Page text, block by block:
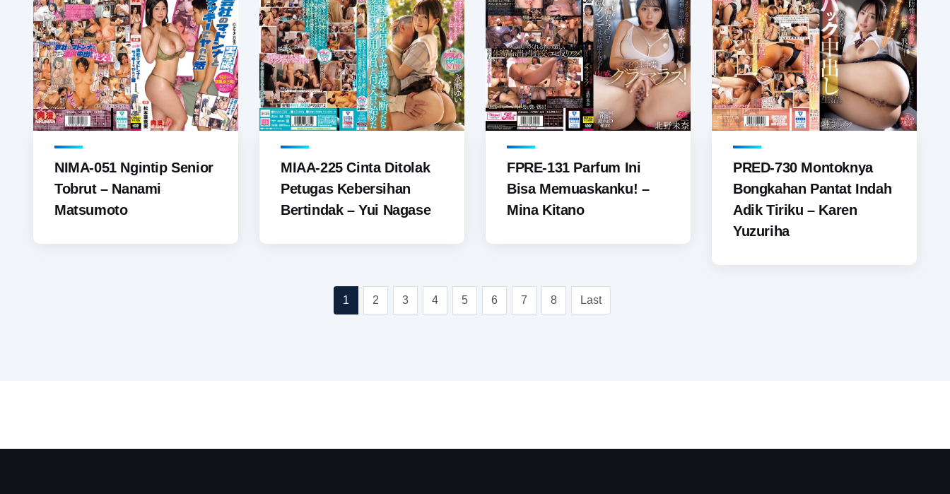
NIMA-051 Ngintip Senior
Tobrut – Nanami
Matsumoto
MIAA-225 Cinta Ditolak
Petugas Kebersihan
Bertindak – Yui Nagase
FPRE-131 Parfum Ini
Bisa Memuaskanku! –
Mina Kitano
PRED-730 Montoknya
Bongkahan Pantat Indah
Adik Tiriku – Karen
Yuzuriha
1 2 3 4 5 6 7 8 Last